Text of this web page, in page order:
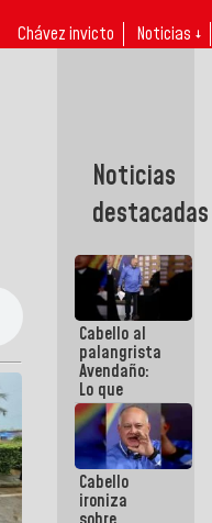
Chávez invicto Noticias ↓
Noticias
destacadas
Cabello al
palangrista
Avendaño:
Lo que
vayas a
escribir
hazlo hoy
por que no
sabemos si
la semana
Cabello
ironiza